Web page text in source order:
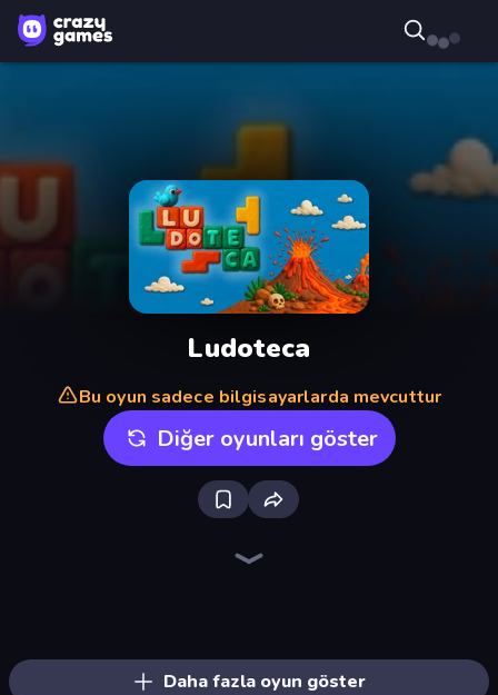
Ludoteca
Bu oyun sadece bilgisayarlarda mevcuttur
Diğer oyunları göster
Daha fazla oyun göster